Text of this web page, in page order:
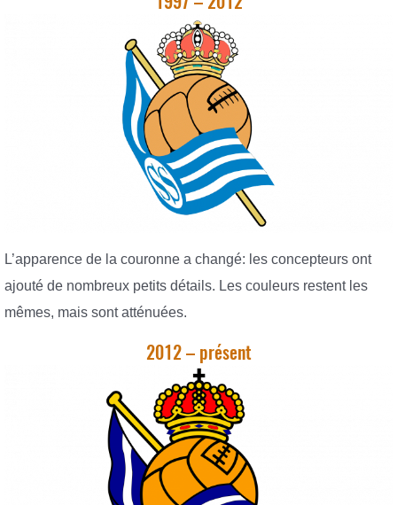
L’apparence de la couronne a changé: les concepteurs ont
ajouté de nombreux petits détails. Les couleurs restent les
mêmes, mais sont atténuées.
2012 – présent